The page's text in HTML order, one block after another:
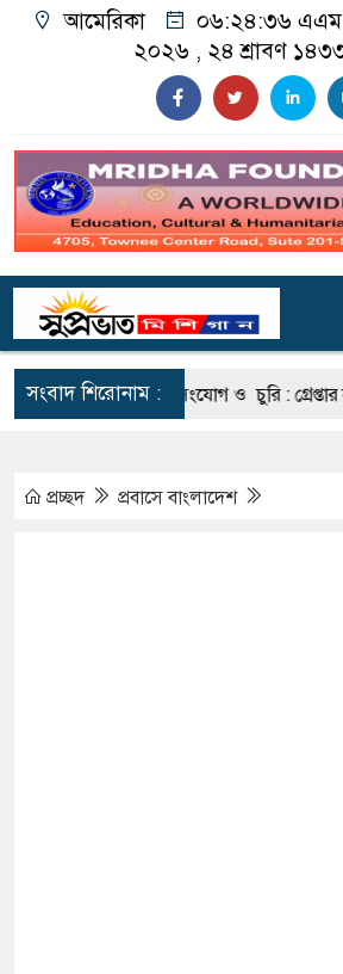
আমেরিকা ০৬:২৪:৩৭ এএম
২০২৬ , ২৪ শ্রাবণ
সংবাদ শিরোনাম :
অগ্নিসংযোগ ও চুরি : গ্রেপ্তার সাবেক
প্রচ্ছদ প্রবাসে বাংলাদেশ